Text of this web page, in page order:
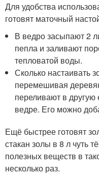
Для удобства
готовят маточный
В ведро засыпают 2
пепла и заливают
тепловатой воды.
Сколько настаивать
перемешивая
переливают в другую
ведре. Его можно
Ещё быстрее готовят
стакан золы в 8 л чуть
полезных веществ в
несколько раз.